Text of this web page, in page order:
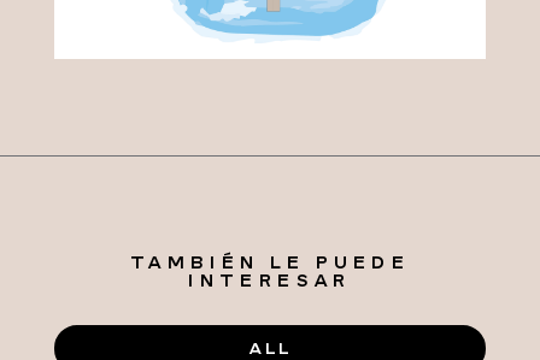
TAMBIÉN LE PUEDE
INTERESAR
ALL